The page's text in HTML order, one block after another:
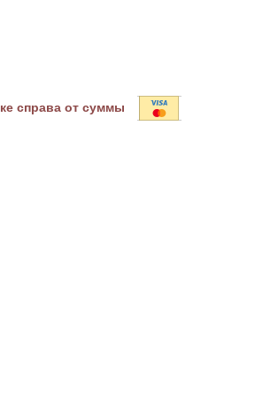
справа от суммы